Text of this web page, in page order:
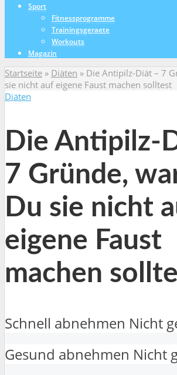
Sport
Fitnessprogramme
Trainingsgeraete
Workouts
Magazin
Startseite » Diäten » Die Antipilz-Diät – 7
sie nicht auf eigene Faust machen solltest
Diäten
Die Antipilz-
7 Gründe,
Du sie nicht
eigene Faust
machen
Schnell abnehmen Nicht
Gesund abnehmen Nicht